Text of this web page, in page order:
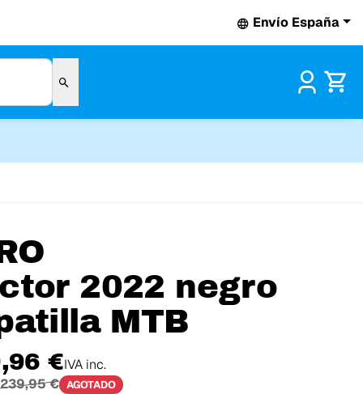
Envío España
2022 negro
MTB
€IVA inc.
239,95 € AGOTADO